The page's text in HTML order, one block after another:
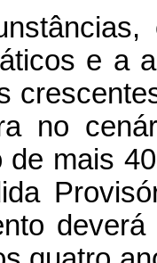
e a
no
de mais